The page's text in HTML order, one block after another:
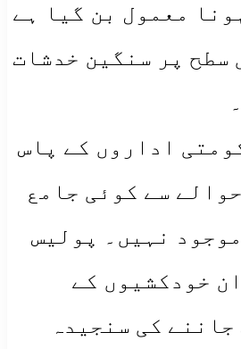
معمول بن گیا ہے
سطح پر سنگین خدشات
اداروں کے پاس
سے کوئی جامع
نہیں۔ پولیس
خودکشیوں کے
کی سنجیدہ